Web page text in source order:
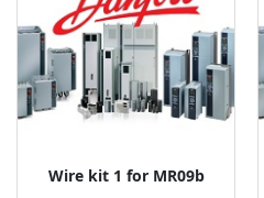
Wire kit 1 for MR09b